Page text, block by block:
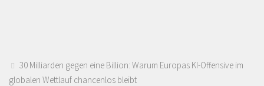
30 Milliarden gegen eine Billion: Warum Europas KI-Offensive im
globalen Wettlauf chancenlos bleibt